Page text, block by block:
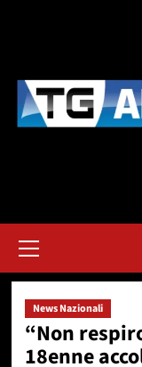
principale
News Nazionali
“Non
18enne